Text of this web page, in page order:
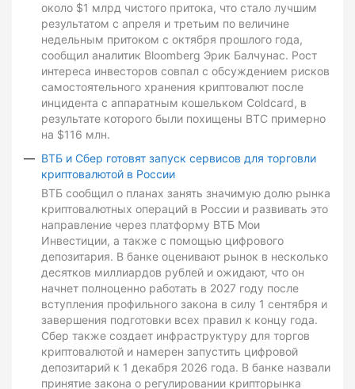
около $1 млрд чистого притока, что стало лучшим
результатом с апреля и третьим по величине
недельным притоком с октября прошлого года,
сообщил аналитик Bloomberg Эрик Балчунас. Рост
интереса инвесторов совпал с обсуждением рисков
самостоятельного хранения криптовалют после
инцидента с аппаратным кошельком Coldcard, в
результате которого были похищены BTC примерно
на $116 млн.
ВТБ и Сбер готовят запуск сервисов для торговли
криптовалютой в России
ВТБ сообщил о планах занять значимую долю рынка
криптовалютных операций в России и развивать это
направление через платформу ВТБ Мои
Инвестиции, а также с помощью цифрового
депозитария. В банке оценивают рынок в несколько
десятков миллиардов рублей и ожидают, что он
начнет полноценно работать в 2027 году после
вступления профильного закона в силу 1 сентября и
завершения подготовки всех правил к концу года.
Сбер также создает инфраструктуру для торгов
криптовалютой и намерен запустить цифровой
депозитарий к 1 декабря 2026 года. В банке назвали
принятие закона о регулировании крипторынка